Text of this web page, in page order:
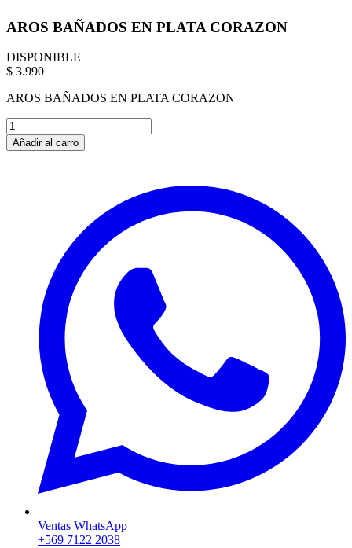
AROS BAÑADOS EN PLATA CORAZON
DISPONIBLE
$ 3.990
AROS BAÑADOS EN PLATA CORAZON
Añadir al carro
Ventas WhatsApp
+569 7122 2038